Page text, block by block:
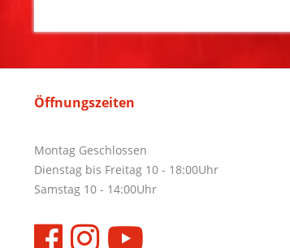
Öffnungszeiten
Montag Geschlossen
Dienstag bis Freitag 10 - 18:00Uhr
Samstag 10 - 14:00Uhr